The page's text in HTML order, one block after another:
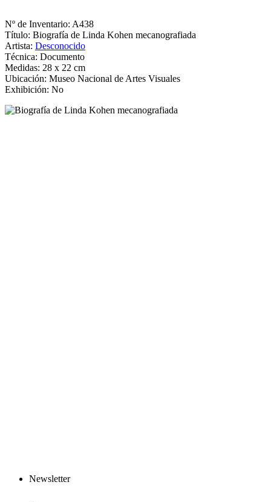
Nº de Inventario: A438
Título: Biografía de Linda Kohen mecanografiada
Artista: Desconocido
Técnica: Documento
Medidas: 28 x 22 cm
Ubicación: Museo Nacional de Artes Visuales
Exhibición: No
Newsletter